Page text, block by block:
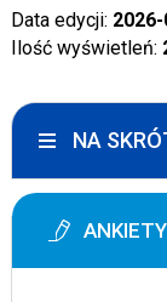
Data edycji:
Ilość wyświetleń:
NA
ANKIETY